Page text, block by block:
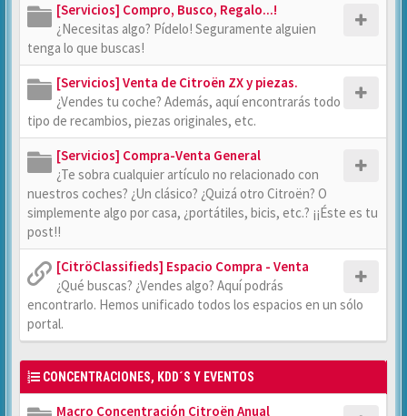
[Servicios] Compro, Busco, Regalo...!
¿Necesitas algo? Pídelo! Seguramente alguien
tenga lo que buscas!
[Servicios] Venta de Citroën ZX y piezas.
¿Vendes tu coche? Además, aquí encontrarás todo
tipo de recambios, piezas originales, etc.
[Servicios] Compra-Venta General
¿Te sobra cualquier artículo no relacionado con
nuestros coches? ¿Un clásico? ¿Quizá otro Citroën? O
simplemente algo por casa, ¿portátiles, bicis, etc.? ¡¡Éste es tu
post!!
[CitröClassifieds] Espacio Compra - Venta
¿Qué buscas? ¿Vendes algo? Aquí podrás
encontrarlo. Hemos unificado todos los espacios en un sólo
portal.
CONCENTRACIONES, KDD´S Y EVENTOS
Macro Concentración Citroën Anual